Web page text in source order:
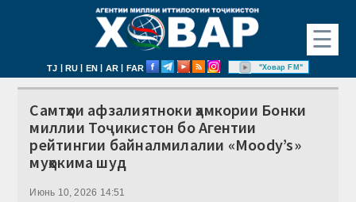
☰
TJ | RU | EN | AR | FAR "Ховар FM"
Самтҳои афзалиятноки ҳамкории Бонки
миллии Тоҷикистон бо Агентии
рейтингии байналмилалии «Moody’s»
муҳокима шуд
Июнь 10, 2026 14:51